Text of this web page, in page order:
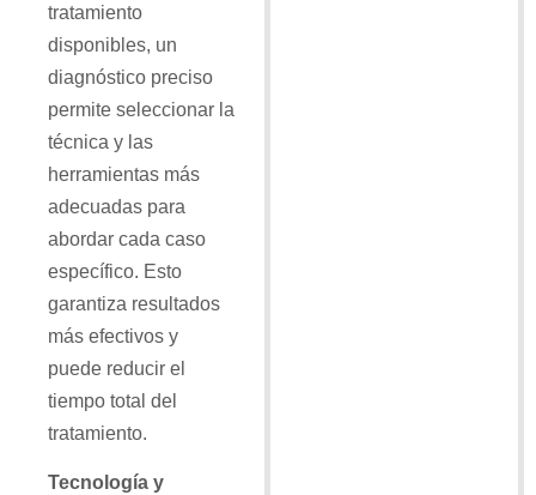
tratamiento
disponibles, un
diagnóstico preciso
permite seleccionar la
técnica y las
herramientas más
adecuadas para
abordar cada caso
específico. Esto
garantiza resultados
más efectivos y
puede reducir el
tiempo total del
tratamiento.
Tecnología y